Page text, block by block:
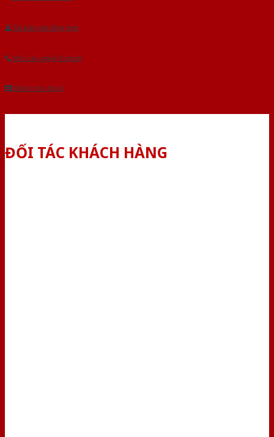
Tải báo giá tổng hợp
Yêu cầu gọi lại (3 phút)
Dành cho đại lý
ĐỐI TÁC KHÁCH HÀNG